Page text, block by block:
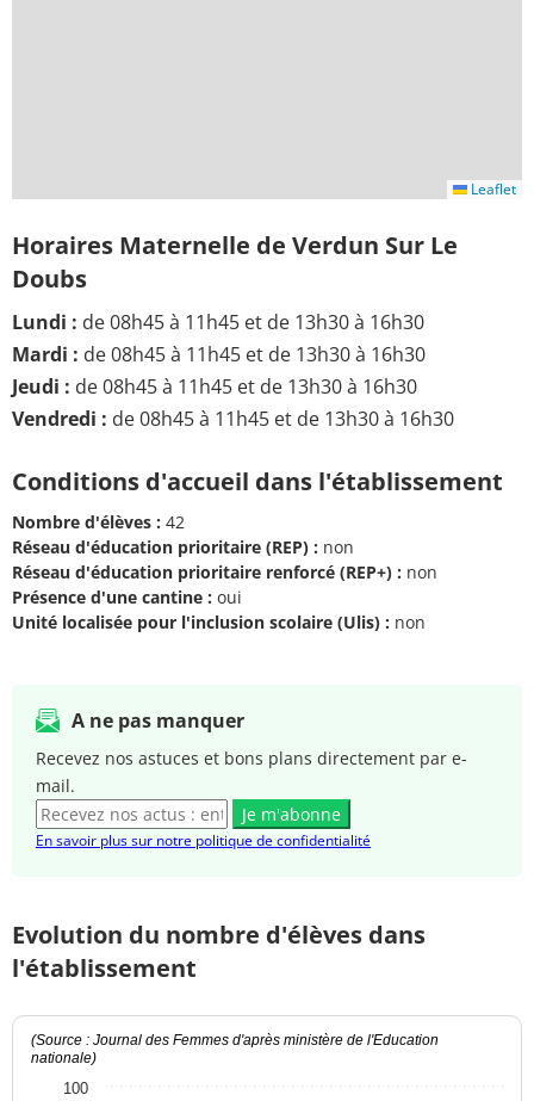
Leaflet
Horaires Maternelle de Verdun Sur Le
Doubs
Lundi : de 08h45 à 11h45 et de 13h30 à 16h30
Mardi : de 08h45 à 11h45 et de 13h30 à 16h30
Jeudi : de 08h45 à 11h45 et de 13h30 à 16h30
Vendredi : de 08h45 à 11h45 et de 13h30 à 16h30
Conditions d'accueil dans l'établissement
Nombre d'élèves : 42
Réseau d'éducation prioritaire (REP) : non
Réseau d'éducation prioritaire renforcé (REP+) : non
Présence d'une cantine : oui
Unité localisée pour l'inclusion scolaire (Ulis) : non
A ne pas manquer
Recevez nos astuces et bons plans directement par e-
mail.
Je m'abonne
En savoir plus sur notre politique de confidentialité
Evolution du nombre d'élèves dans
l'établissement
(Source : Journal des Femmes d'après ministère de l'Education
nationale)
100